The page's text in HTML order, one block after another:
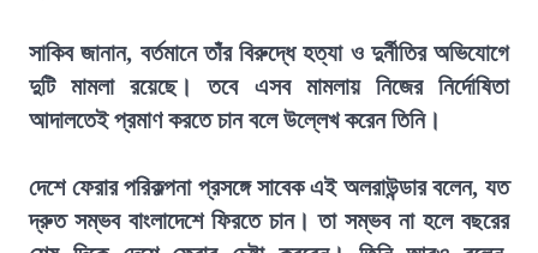
সাকিব জানান, বর্তমানে তাঁর বিরুদ্ধে হত্যা ও দুর্নীতির অভিযোগে
দুটি মামলা রয়েছে। তবে এসব মামলায় নিজের নির্দোষিতা
আদালতেই প্রমাণ করতে চান বলে উল্লেখ করেন তিনি।
দেশে ফেরার পরিকল্পনা প্রসঙ্গে সাবেক এই অলরাউন্ডার বলেন, যত
দ্রুত সম্ভব বাংলাদেশে ফিরতে চান। তা সম্ভব না হলে বছরের